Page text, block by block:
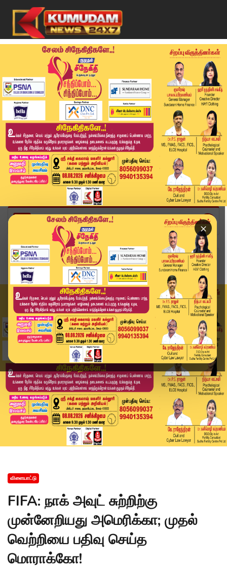
×
Home
விளையாட்டு
FIFA: நாக் அவுட் சுற்றிற்கு முன்னேறியது அமெரிக்...
விளையாட்டு
FIFA: நாக் அவுட் சுற்றிற்கு
முன்னேறியது அமெரிக்கா; முதல்
வெற்றியை பதிவு செய்த
மொராக்கோ!